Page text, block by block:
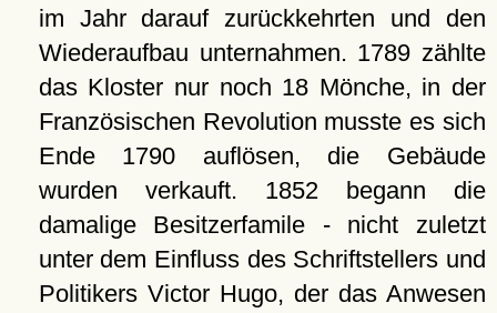
im Jahr darauf zurückkehrten und den
Wiederaufbau unternahmen. 1789 zählte
das Kloster nur noch 18 Mönche, in der
Französischen Revolution musste es sich
Ende 1790 auflösen, die Gebäude
wurden verkauft. 1852 begann die
damalige Besitzerfamile - nicht zuletzt
unter dem Einfluss des Schriftstellers und
Politikers Victor Hugo, der das Anwesen